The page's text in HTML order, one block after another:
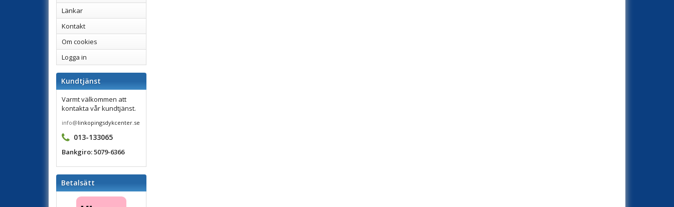
Länkar
Kontakt
Om cookies
Logga in
Kundtjänst
Varmt välkommen att
kontakta vår kundtjänst.
info@linkopingsdykcenter.se
013-133065
Bankgiro: 5079-6366
Betalsätt